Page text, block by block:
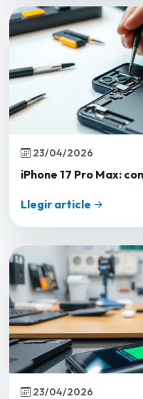
23/04/2026
iPhone 17 Pro Max:
Llegir article
23/04/2026